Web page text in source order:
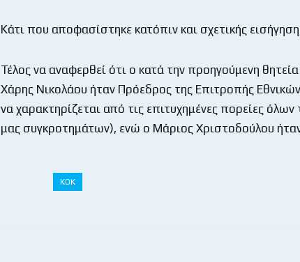
Κάτι που αποφασίστηκε κατόπιν και σχετικής
Τέλος να αναφερθεί ότι ο κατά την προηγούμενη
Χάρης Νικολάου ήταν Πρόεδρος της Επιτροπής
να χαρακτηρίζεται από τις επιτυχημένες πορείες
μας συγκροτημάτων), ενώ ο Μάριος Χριστοδούλου
ΚΟΚ